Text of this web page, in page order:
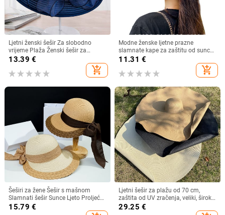
Ljetni ženski šešir Za slobodno
vrijeme Plaža Ženski šešir za
sunčanje Elegantni šešir širokog
oboda Svileni šešir s kantom s
cvijetom Ležerna kapa Ženska
13.39 €
add_shopping_cart
Modne ženske ljetne prazne
slamnate kape za zaštitu od sunca
s velikim obodom, podesivi ženski
sportove na plaži
11.31 €
add_shopping_cart
Šeširi za žene Šešir s mašnom
Slamnati šešir Sunce Ljeto Proljeće
Veliki obodi Plaža Na otvorenom
Ženski ljetni šešir Sombreros De
15.79 €
Ljetni šešir za plažu od 70 cm,
zaštita od UV zračenja, veliki, široki
obodi, 35 cm, sklopivi slamnati
šeširi, velike sklopive kape za
29.25 €